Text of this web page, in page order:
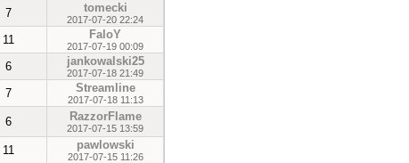
7 tomecki
2017-07-20 22:24
11 FaloY
2017-07-19 00:09
6 jankowalski25
2017-07-18 21:49
7 Streamline
2017-07-18 11:13
6 RazzorFlame
2017-07-15 13:59
11 pawlowski
2017-07-15 11:26